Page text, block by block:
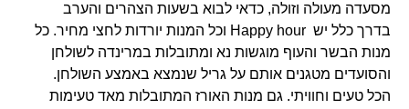
מסעדה מעולה וזולה, כדאי לבוא בשעות הצהרים והערב
בדרך כלל יש Happy hour וכל המנות יורדות לחצי מחיר. כל
מנות הבשר והעוף מוגשות נא ומתובלות במרינדה לשולחן
והסועדים מטגנים אותם על גריל שנמצא באמצע השולחן.
הכל טעים וחוויתי. גם מנות האורז המתובלות מאד טעימות